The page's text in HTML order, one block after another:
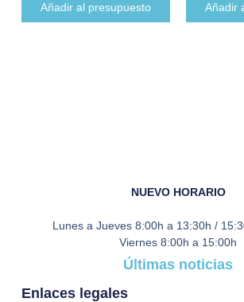
Añadir al presupuesto Añadir
NUEVO HORARIO
Lunes a Jueves 8:00h a 13:30h /
Viernes 8:00h a 15:00h
Últimas noticias
Enlaces legales